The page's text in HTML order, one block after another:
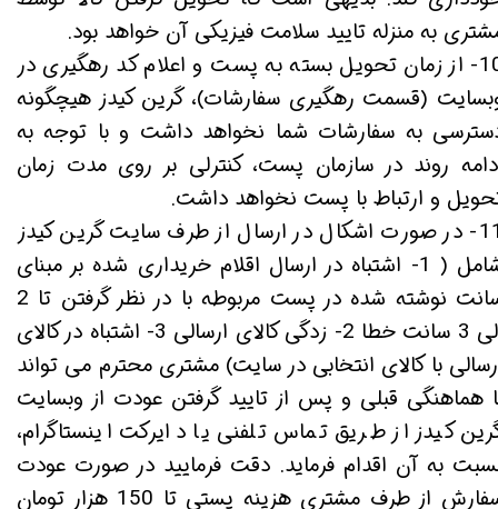
به منزله تایید سلامت فیزیکی آن خواهد بود.
10- از زمان تحویل بسته به پست و اعلام کد رهگیری در
(قسمت رهگیری سفارشات)، گرین کیدز هیچگونه
به سفارشات شما نخواهد داشت و با توجه به
روند در سازمان پست، کنترلی بر روی مدت زمان
و ارتباط با پست نخواهد داشت.
11- در صورت اشکال در ارسال از طرف سایت گرین کیدز
شامل ( 1- اشتباه در ارسال اقلام خریداری شده بر مبنای
سانت نوشته شده در پست مربوطه با در نظر گرفتن تا 2
الی 3 سانت خطا 2- زدگی کالای ارسالی 3- اشتباه در کالای
با کالای انتخابی در سایت) مشتری محترم می تواند
هماهنگی قبلی و پس از تایید گرفتن عودت از وبسایت
کیدز از طریق تماس تلفنی یا دایرکت اینستاگرام،
به آن اقدام فرماید. دقت فرمایید در صورت عودت
سفارش از طرف مشتری هزینه پستی تا 150 هزار تومان